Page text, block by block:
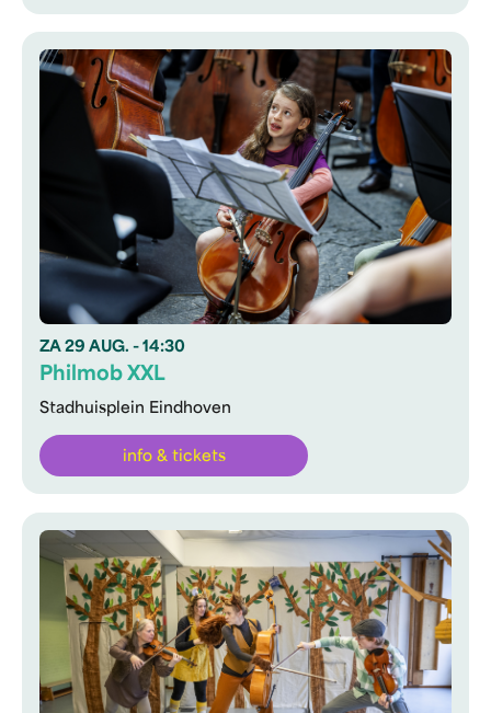
ZA 29 AUG. - 14:30
Stadhuisplein Eindhoven
Philmob XXL
info & tickets